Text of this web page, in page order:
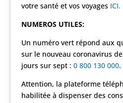
votre santé et vos voyagesICI.
NUMEROS UTILES:
Un numéro vert répond aux
sur le nouveau coronavirus
jours sur sept : 0 800 130 000.
Attention, la plateforme
habilitée à dispenser des